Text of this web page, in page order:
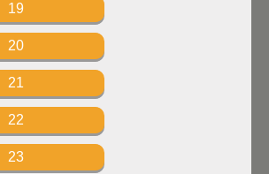
19
20
21
22
23